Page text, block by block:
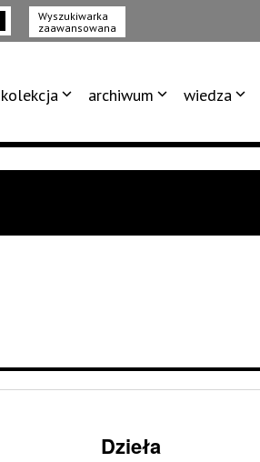
Wyszukiwarka
zaawansowana
kolekcja archiwum wiedza
Dzieła